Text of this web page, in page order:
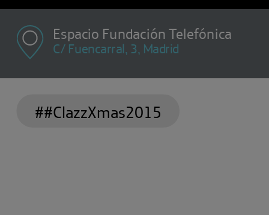
Espacio Fundación Telefónica
C/ Fuencarral, 3, Madrid
##ClazzXmas2015